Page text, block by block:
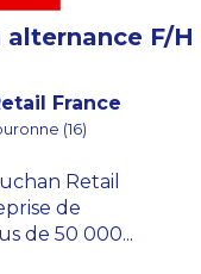
F/H
France
(16)
Retail
de
de 50 000...